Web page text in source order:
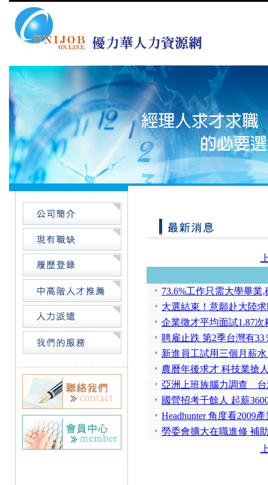
73.6%工作只需大學畢業
大選結束！意願赴大陸
企業徵才平均面試1.87次
聘雇止跌 第2季台灣有
新進員工試用三個月薪
農曆年後求才 科技業搶
亞洲上班族腦力調查 台
國營招考千餘人 起薪
Headhunter 角度看2009
勞委會擴大在職進修 補